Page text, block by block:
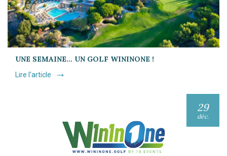
UNE SEMAINE… UN GOLF WININONE !
Lire l'article
29
déc.